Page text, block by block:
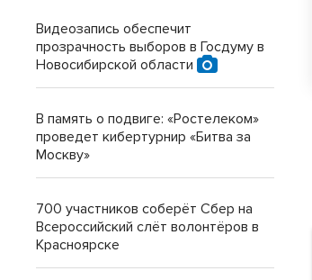
Видеозапись обеспечит
прозрачность выборов в Госдуму в
Новосибирской области
В память о подвиге: «Ростелеком»
проведет кибертурнир «Битва за
Москву»
700 участников соберёт Сбер на
Всероссийский слёт волонтёров в
Красноярске